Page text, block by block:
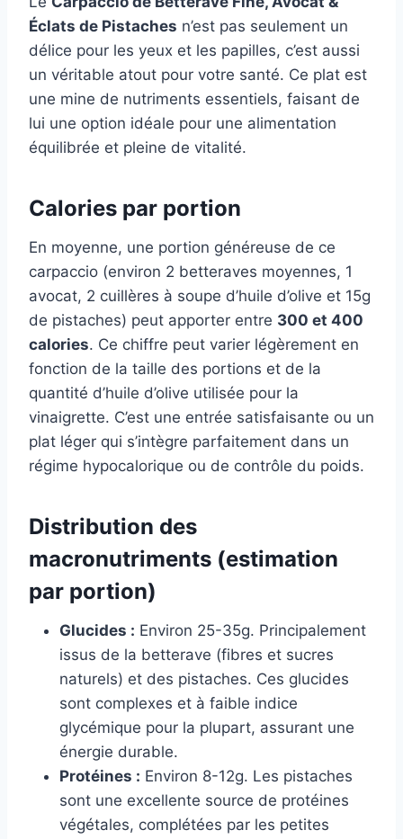
Éclats de Pistaches n’est pas seulement un
délice pour les yeux et les papilles, c’est aussi
un véritable atout pour votre santé. Ce plat est
une mine de nutriments essentiels, faisant de
lui une option idéale pour une alimentation
équilibrée et pleine de vitalité.
Calories par portion
En moyenne, une portion généreuse de ce
carpaccio (environ 2 betteraves moyennes, 1
avocat, 2 cuillères à soupe d’huile d’olive et 15g
de pistaches) peut apporter entre 300 et 400
calories. Ce chiffre peut varier légèrement en
fonction de la taille des portions et de la
quantité d’huile d’olive utilisée pour la
vinaigrette. C’est une entrée satisfaisante ou un
plat léger qui s’intègre parfaitement dans un
régime hypocalorique ou de contrôle du poids.
Distribution des
macronutriments (estimation
par portion)
Glucides : Environ 25-35g. Principalement
issus de la betterave (fibres et sucres
naturels) et des pistaches. Ces glucides
sont complexes et à faible indice
glycémique pour la plupart, assurant une
énergie durable.
Protéines : Environ 8-12g. Les pistaches
sont une excellente source de protéines
végétales, complétées par les petites